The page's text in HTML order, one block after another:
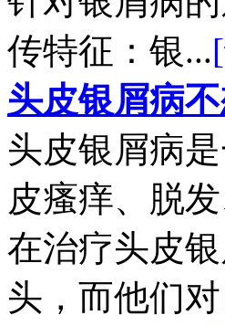
传特征：银...
头皮银屑病
头皮银屑病
皮瘙痒、脱
在治疗头皮
头，而他们